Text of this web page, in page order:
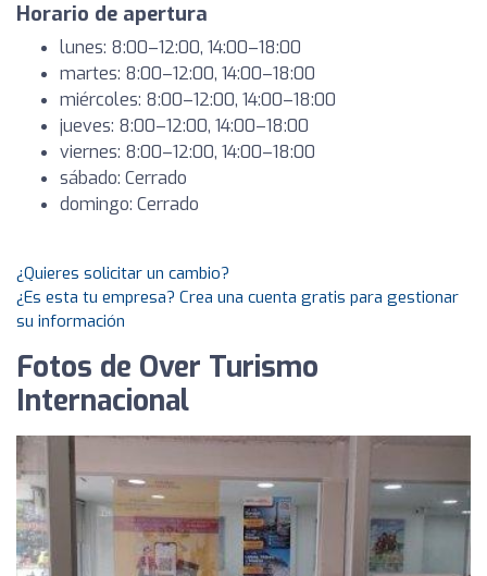
Horario de apertura
lunes: 8:00–12:00, 14:00–18:00
martes: 8:00–12:00, 14:00–18:00
miércoles: 8:00–12:00, 14:00–18:00
jueves: 8:00–12:00, 14:00–18:00
viernes: 8:00–12:00, 14:00–18:00
sábado: Cerrado
domingo: Cerrado
¿Quieres solicitar un cambio?
¿Es esta tu empresa? Crea una cuenta gratis para gestionar
su información
Fotos de Over Turismo
Internacional